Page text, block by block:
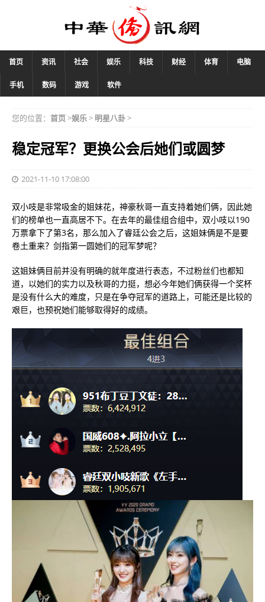
首页 资讯 社会 娱乐 科技 财经 体育 电脑
手机 数码 游戏 软件
您的位置： 首页>娱乐> 明星八卦>
稳定冠军？更换公会后她们或圆梦
2021-11-10 17:08:00
双小吱是非常吸金的姐妹花，神豪秋哥一直支持着她们俩，因此她
们的榜单也一直高居不下。在去年的最佳组合组中，双小吱以190
万票拿下了第3名，那么加入了睿廷公会之后，这姐妹俩是不是要
卷土重来？剑指第一圆她们的冠军梦呢？
这姐妹俩目前并没有明确的就年度进行表态，不过粉丝们也都知
道，以她们的实力以及秋哥的力挺，想必今年她们俩获得一个奖杯
是没有什么大的难度，只是在争夺冠军的道路上，可能还是比较的
艰巨，也预祝她们能够取得好的成绩。